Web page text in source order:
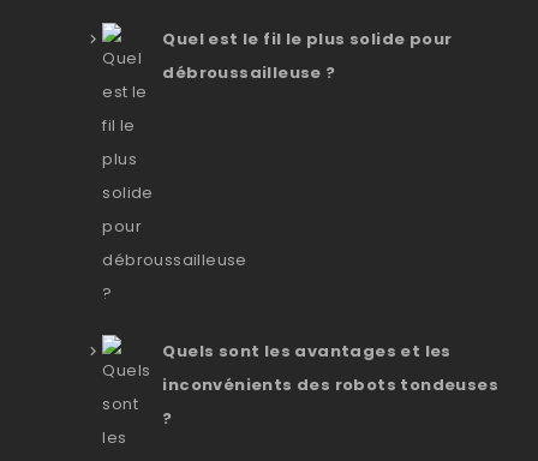
Quel est le fil le plus solide pour
débroussailleuse ?
Quels sont les avantages et les
inconvénients des robots tondeuses
?